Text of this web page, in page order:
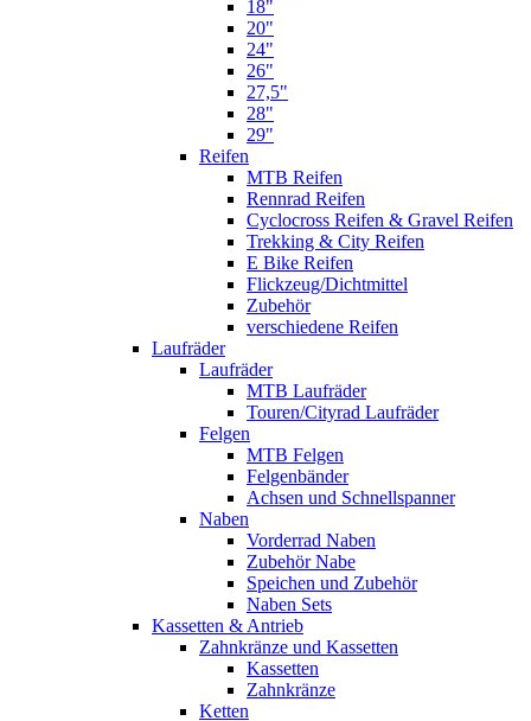
18"
20"
24"
26"
27,5"
28"
29"
Reifen
MTB Reifen
Rennrad Reifen
Cyclocross Reifen & Gravel Reifen
Trekking & City Reifen
E Bike Reifen
Flickzeug/Dichtmittel
Zubehör
verschiedene Reifen
Laufräder
Laufräder
MTB Laufräder
Touren/Cityrad Laufräder
Felgen
MTB Felgen
Felgenbänder
Achsen und Schnellspanner
Naben
Vorderrad Naben
Zubehör Nabe
Speichen und Zubehör
Naben Sets
Kassetten & Antrieb
Zahnkränze und Kassetten
Kassetten
Zahnkränze
Ketten